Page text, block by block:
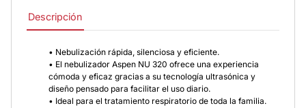
Descripción
• Nebulización rápida, silenciosa y eficiente.
​​​​​​​• El nebulizador Aspen NU 320 ofrece una experiencia
cómoda y eficaz gracias a su tecnología ultrasónica y
diseño pensado para facilitar el uso diario.
​​​​​​​• Ideal para el tratamiento respiratorio de toda la familia.